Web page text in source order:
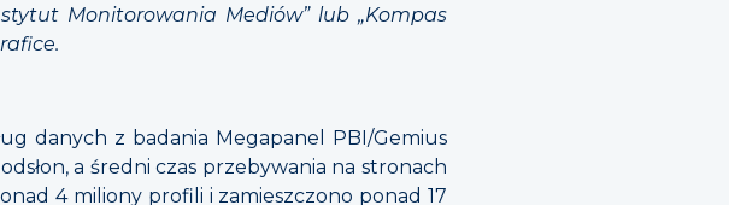
Monitorowania Mediów” lub „Kompas
danych z badania Megapanel PBI/Gemius
a średni czas przebywania na stronach
4 miliony profili i zamieszczono ponad 17